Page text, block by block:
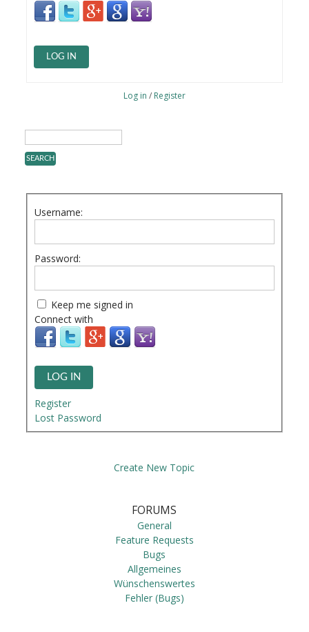
LOG IN
Log in / Register
Username:
Password:
Keep me signed in
Connect with
LOG IN
Register
Lost Password
Create New Topic
FORUMS
General
Feature Requests
Bugs
Allgemeines
Wünschenswertes
Fehler (Bugs)